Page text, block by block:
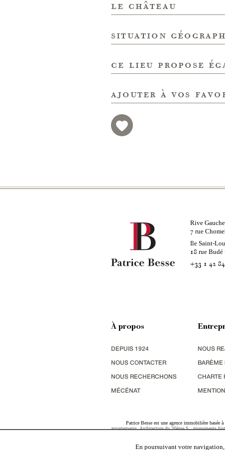
le château
situation
ce lieu propose
ajouter à vos
Rive
7 rue
Ile Saint-
18 rue Budé
+33 1 42
À propos
DEPUIS 1924
NOUS CONTACTER
NOUS RECHERCHONS
MÉCÉNAT
NOUS
BARÈME
CHARTE
Patrice Besse est une agence immobilière basée
appartements,Architecture du 20ème S.,monuments
En poursuivant votre